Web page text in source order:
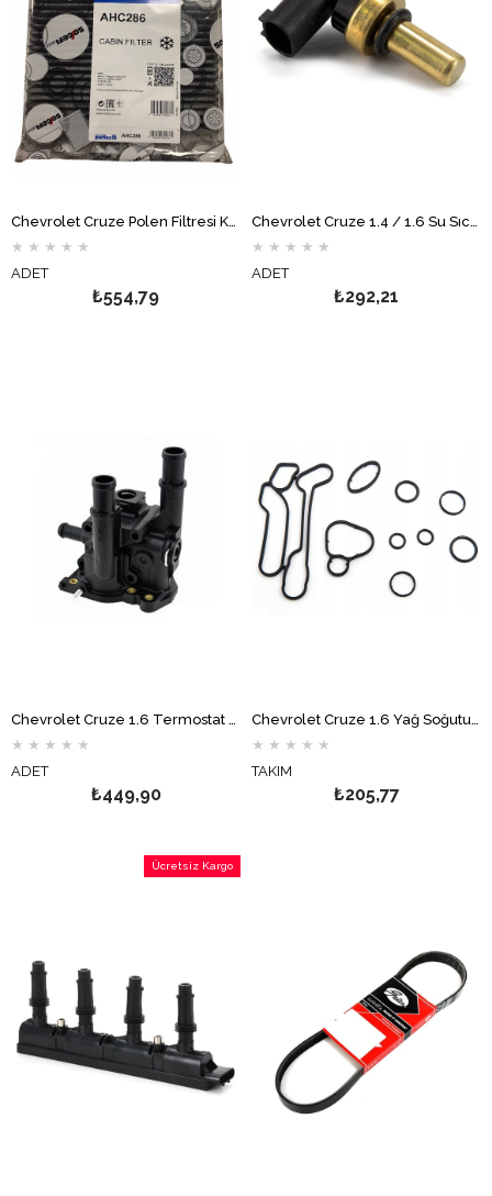
★ ★ ★ ★ ★
ADET
₺554,79
★ ★ ★ ★ ★
ADET
₺292,21
Chevrolet Cruze 1.6 Termostat Gövdesi
★ ★ ★ ★ ★
ADET
₺449,90
Chevrolet Cruze 1.6 Yağ Soğutucusu Oring Takımı Komple
★ ★ ★ ★ ★
TAKIM
₺205,77
Ücretsiz Kargo